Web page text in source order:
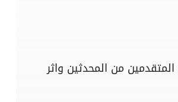
من المحدثين واثر